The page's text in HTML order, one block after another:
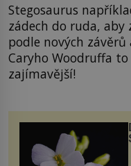
Stegosaurus
zádech do ruda, aby
podle nových
Caryho Woodruffa
zajímavější!